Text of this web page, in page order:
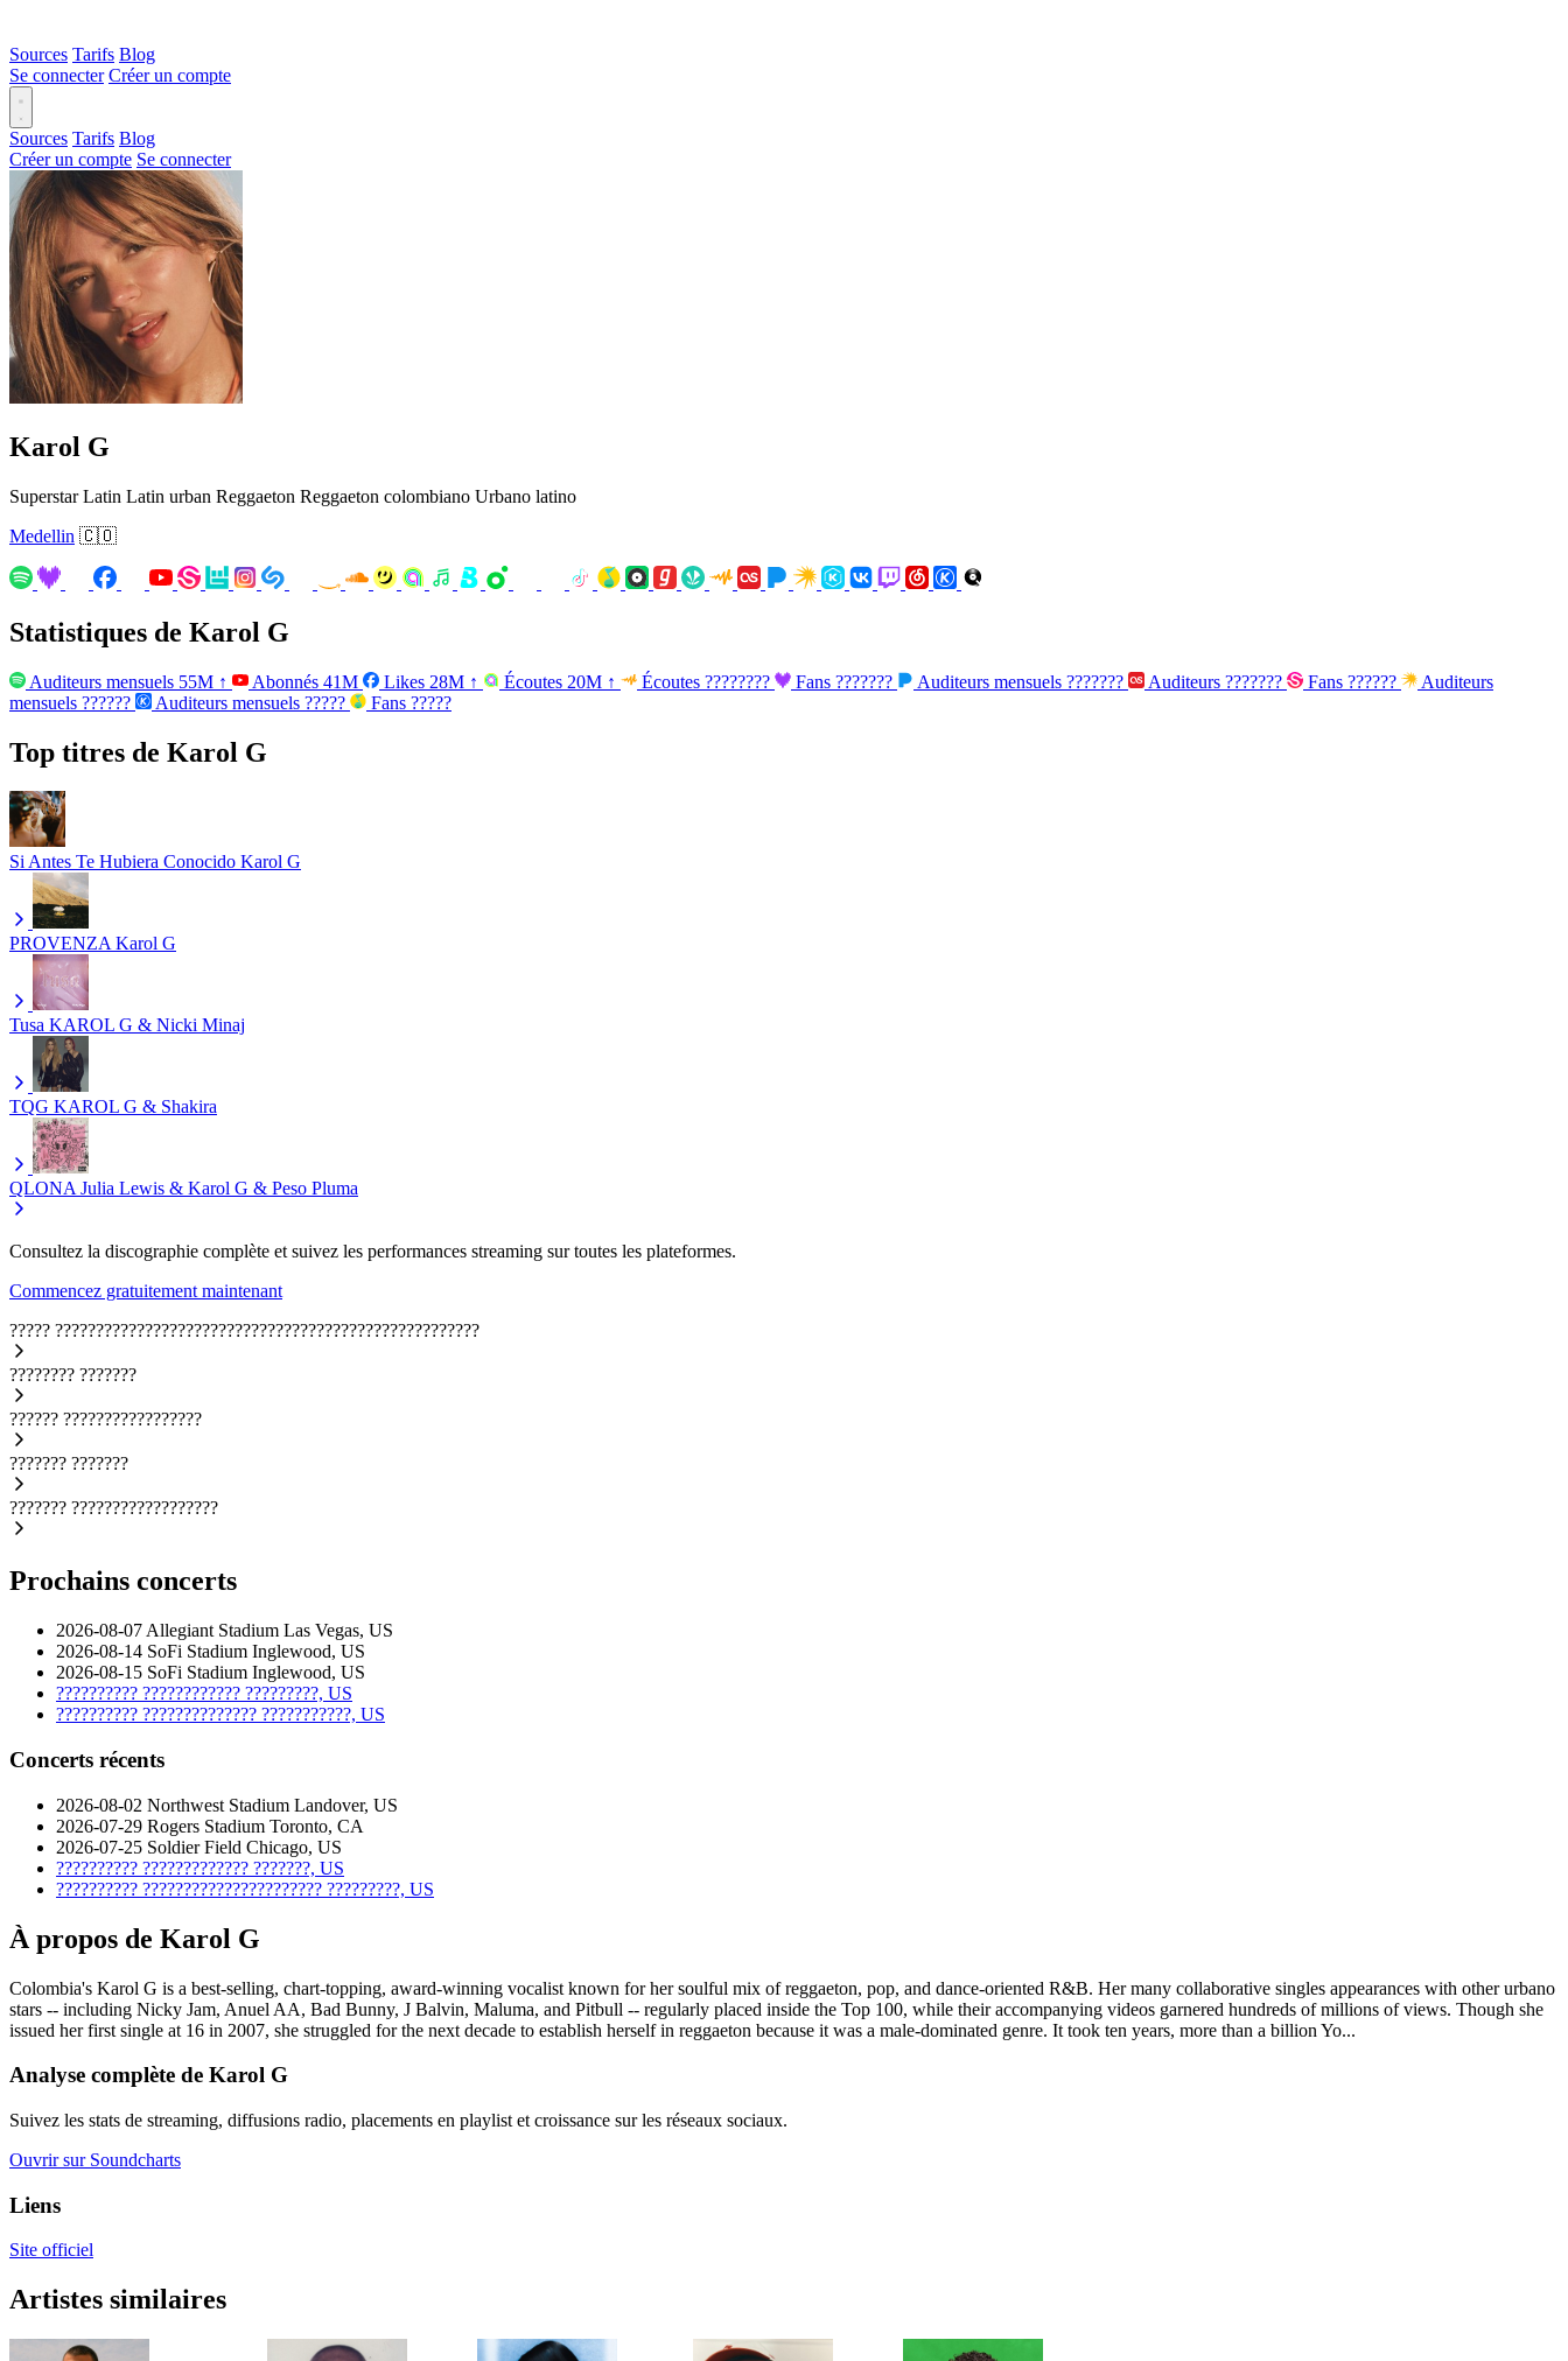
Sources Tarifs Blog
Se connecter Créer un compte
Sources Tarifs Blog
Créer un compte Se connecter
Karol G
Superstar Latin Latin urban Reggaeton Reggaeton colombiano Urbano latino
Medellin 🇨🇴
Statistiques de Karol G
Auditeurs mensuels 55M ↑ Abonnés 41M Likes 28M ↑ Écoutes 20M ↑ Écoutes ???????? Fans ??????? Auditeurs mensuels ??????? Auditeurs ??????? Fans ??????
Auditeurs
mensuels ?????? Auditeurs mensuels ????? Fans ?????
Top titres de Karol G
Si Antes Te Hubiera Conocido Karol G
PROVENZA Karol G
Tusa KAROL G & Nicki Minaj
TQG KAROL G & Shakira
QLONA Julia Lewis & Karol G & Peso Pluma
Consultez la discographie complète et suivez les performances streaming sur toutes les plateformes.
Commencez gratuitement maintenant
????? ????????????????????????????????????????????????????
???????? ???????
?????? ?????????????????
??????? ???????
??????? ??????????????????
Prochains concerts
2026-08-07 Allegiant Stadium Las Vegas, US
2026-08-14 SoFi Stadium Inglewood, US
2026-08-15 SoFi Stadium Inglewood, US
?????????? ???????????? ?????????, US
?????????? ?????????????? ???????????, US
Concerts récents
2026-08-02 Northwest Stadium Landover, US
2026-07-29 Rogers Stadium Toronto, CA
2026-07-25 Soldier Field Chicago, US
?????????? ????????????? ???????, US
?????????? ?????????????????????? ?????????, US
À propos de Karol G
Colombia's Karol G is a best-selling, chart-topping, award-winning vocalist known for her soulful mix of reggaeton, pop, and dance-oriented R&B. Her many collaborative singles appearances with other urbano
stars -- including Nicky Jam, Anuel AA, Bad Bunny, J Balvin, Maluma, and Pitbull -- regularly placed inside the Top 100, while their accompanying videos garnered hundreds of millions of views. Though she
issued her first single at 16 in 2007, she struggled for the next decade to establish herself in reggaeton because it was a male-dominated genre. It took ten years, more than a billion Yo...
Analyse complète de Karol G
Suivez les stats de streaming, diffusions radio, placements en playlist et croissance sur les réseaux sociaux.
Ouvrir sur Soundcharts
Liens
Site officiel
Artistes similaires